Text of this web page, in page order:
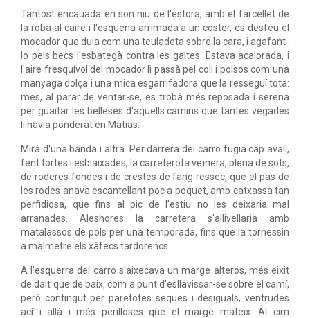
Tantost encauada en son niu de l'estora, amb el farcellet de
la roba al caire i l'esquena arrimada a un coster, es desféu el
mocador que duia com una teuladeta sobre la cara, i agafant-
lo pels becs l'esbategà contra les galtes. Estava acalorada, i
l'aire fresquívol del mocador li passà pel coll i polsos com una
manyaga dolça i una mica esgarrifadora que la resseguí tota:
mes, al parar de ventar-se, es trobà més reposada i serena
per guaitar les belleses d'aquells camins que tantes vegades
li havia ponderat en Matias.
Mirà d'una banda i altra. Per darrera del carro fugia cap avall,
fent tortes i esbiaixades, la carreterota veïnera, plena de sots,
de roderes fondes i de crestes de fang ressec, que el pas de
les rodes anava escantellant poc a poquet, amb catxassa tan
perfidiosa, que fins al pic de l’estiu no les deixaria mal
arranades. Aleshores la carretera s'allivellaria amb
matalassos de pols per una temporada, fins que la tornessin
a malmetre els xàfecs tardorencs.
A l'esquerra del carro s'aixecava un marge alterós, més eixit
de dalt que de baix, com a punt d'esllavissar-se sobre el camí,
però contingut per paretotes seques i desiguals, ventrudes
ací i allà i més perilloses que el marge mateix. Al cim